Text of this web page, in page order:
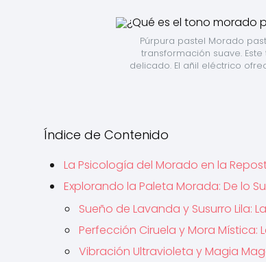
Púrpura pastel Morado
transformación suave.
delicado. El añil eléctrico
Índice de Contenido
La Psicología del Morado en la
Explorando la Paleta Morada: De lo
Sueño de Lavanda y Susurro Lila:
Perfección Ciruela y Mora Mística:
Vibración Ultravioleta y Magia